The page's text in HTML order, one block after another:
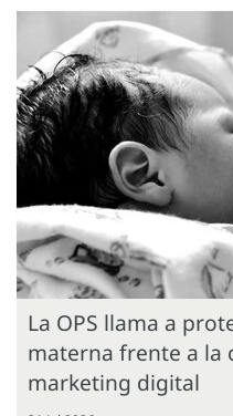
La OPS llama a
materna frente a la
marketing digital